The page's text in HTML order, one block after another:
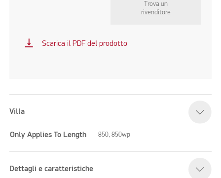
Trova un
rivenditore
vertical_align_bottom Scarica il PDF del prodotto
Villa
Only Applies To Length 850, 850wp
Dettagli e caratteristiche